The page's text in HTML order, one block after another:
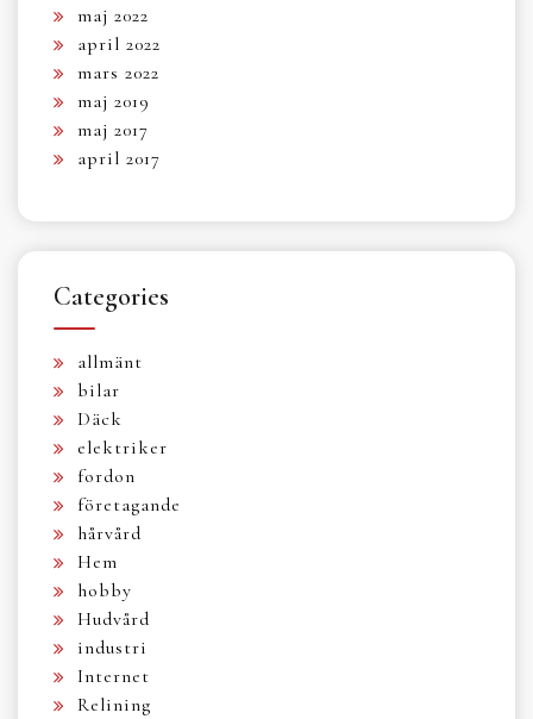
maj 2022
april 2022
mars 2022
maj 2019
maj 2017
april 2017
Categories
allmänt
bilar
Däck
elektriker
fordon
företagande
hårvård
Hem
hobby
Hudvård
industri
Internet
Relining